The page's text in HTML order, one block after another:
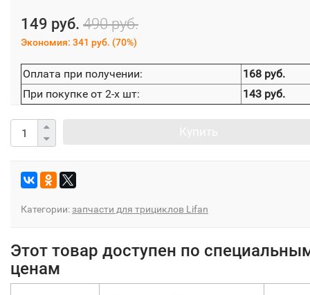
149 руб. 490 руб.
Экономия: 341 руб. (70%)
Оплата при получении:
168 руб.
При покупке от 2-х шт:
143 руб.
Категории:запчасти для трициклов Lifan
Этот товар доступен по
ценам